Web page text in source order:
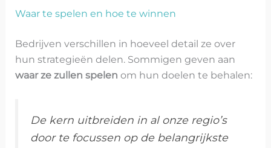
Waar te spelen en hoe te winnen
Bedrijven verschillen in hoeveel detail ze over
hun strategieën delen. Sommigen geven aan
waar ze zullen spelen om hun doelen te behalen:
De kern uitbreiden in al onze regio’s
door te focussen op de belangrijkste